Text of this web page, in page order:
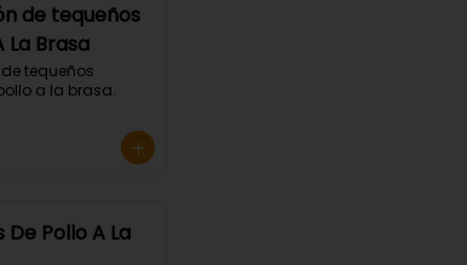
de tequeños
La Brasa
tequeños
a la brasa.
De Pollo A La